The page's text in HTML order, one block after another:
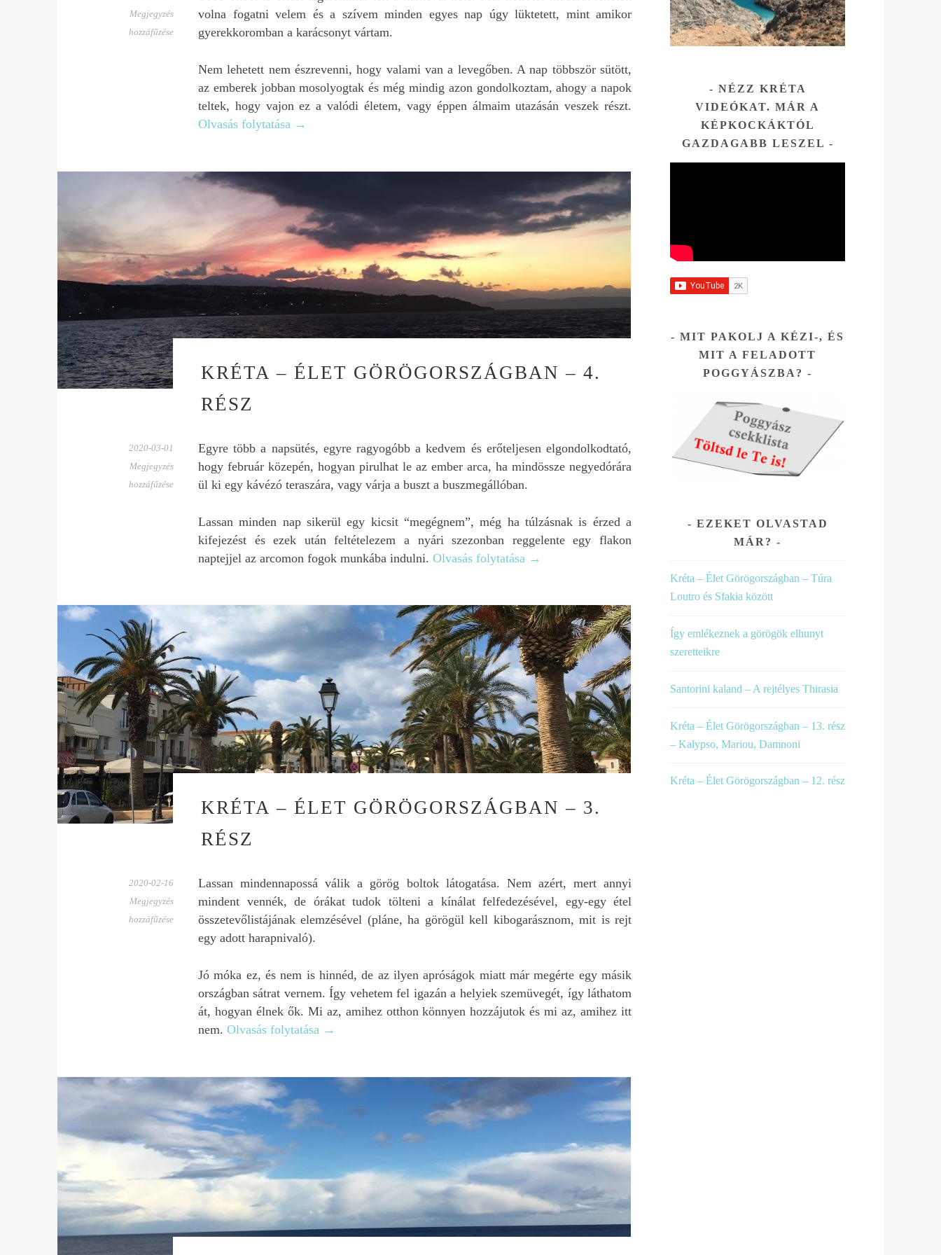
Megjegyzés
hozzáfűzése
volna fogatni velem és a szívem minden egyes nap úgy lüktetett, mint amikor
gyerekkoromban a karácsonyt vártam.
Nem lehetett nem észrevenni, hogy valami van a levegőben. A nap többször sütött,
az emberek jobban mosolyogtak és még mindig azon gondolkoztam, ahogy a napok
teltek, hogy vajon ez a valódi életem, vagy éppen álmaim utazásán veszek részt.
Olvasás folytatása →
KRÉTA – ÉLET GÖRÖGORSZÁGBAN – 4.
RÉSZ
2020-03-01
Megjegyzés
hozzáfűzése
Egyre több a napsütés, egyre ragyogóbb a kedvem és erőteljesen elgondolkodtató,
hogy február közepén, hogyan pirulhat le az ember arca, ha mindössze negyedórára
ül ki egy kávézó teraszára, vagy várja a buszt a buszmegállóban.
Lassan minden nap sikerül egy kicsit “megégnem”, még ha túlzásnak is érzed a
kifejezést és ezek után feltételezem a nyári szezonban reggelente egy flakon
naptejjel az arcomon fogok munkába indulni. Olvasás folytatása →
KRÉTA – ÉLET GÖRÖGORSZÁGBAN – 3.
RÉSZ
2020-02-16
Megjegyzés
hozzáfűzése
Lassan mindennapossá válik a görög boltok látogatása. Nem azért, mert annyi
mindent vennék, de órákat tudok tölteni a kínálat felfedezésével, egy-egy étel
összetevőlistájának elemzésével (pláne, ha görögül kell kibogarásznom, mit is rejt
egy adott harapnivaló).
Jó móka ez, és nem is hinnéd, de az ilyen apróságok miatt már megérte egy másik
országban sátrat vernem. Így vehetem fel igazán a helyiek szemüvegét, így láthatom
át, hogyan élnek ők. Mi az, amihez otthon könnyen hozzájutok és mi az, amihez itt
nem. Olvasás folytatása →
volt. Az egyik legfontosabb,
hogy teljeskörű
asszisztenciával lehetett
autót bérelni.
Természetesen egyikre
sem volt szükségünknaz
futott autót kaptunk,
amivel teljesen
elégedettek voltunk. Az
autót a reptéren
(Heraklion) vettük át, és ott
mikor, de biztosan vissza
fogunk még menni Krétára.
És akkor is majd Editet
keressük az autóberléssel
kapcsolatban.
NÉZZ KRÉTA
VIDEÓKAT. MÁR A
KÉPKOCKÁKTÓL
GAZDAGABB LESZEL
MIT PAKOLJ A KÉZI-, ÉS
MIT A FELADOTT
POGGYÁSZBA?
EZEKET OLVASTAD
MÁR?
Kréta – Élet Görögországban – Túra
Loutro és Sfakia között
Így emlékeznek a görögök elhunyt
szeretteikre
Santorini kaland – A rejtélyes Thirasia
Kréta – Élet Görögországban – 13. rész
– Kalypso, Mariou, Damnoni
Kréta – Élet Görögországban – 12. rész